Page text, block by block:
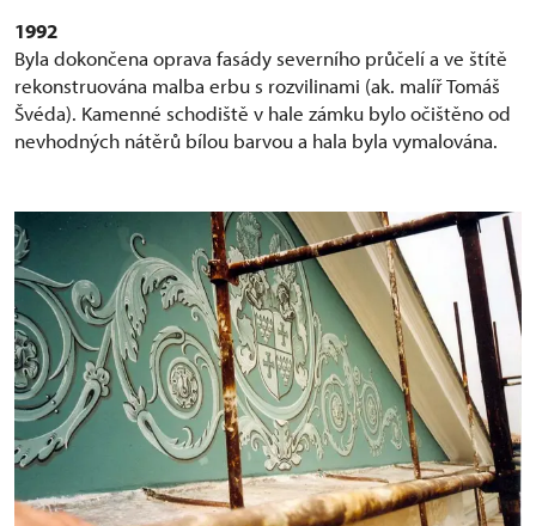
1992
Byla dokončena oprava fasády severního průčelí a ve štítě
rekonstruována malba erbu s rozvilinami (ak. malíř Tomáš
Švéda). Kamenné schodiště v hale zámku bylo očištěno od
nevhodných nátěrů bílou barvou a hala byla vymalována.